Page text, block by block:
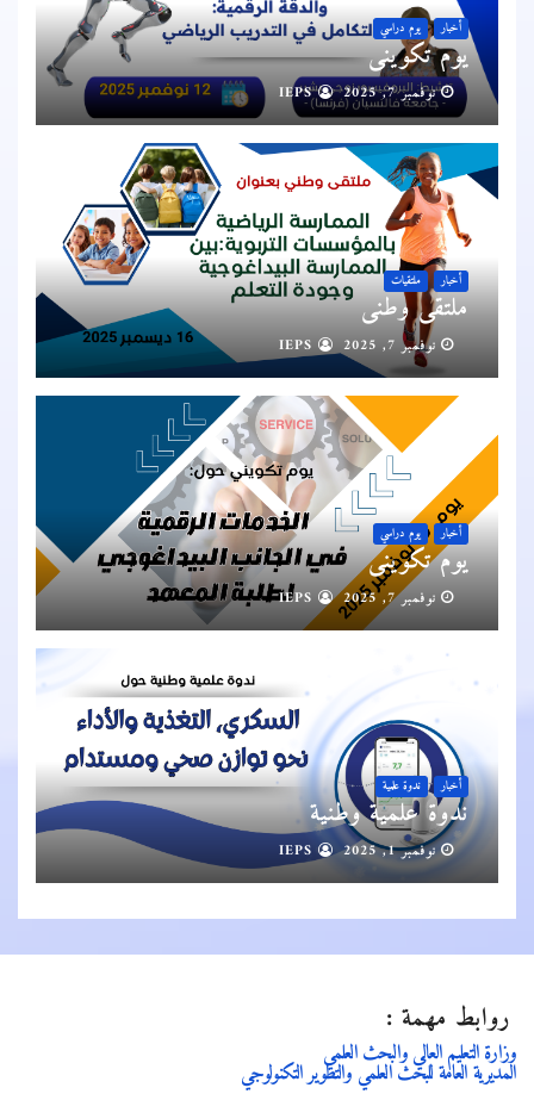
أخبار يوم دراسي
يوم تكويني
نوفمبر 7, 2025 IEPS
أخبار ملتقيات
ملتقى وطني
نوفمبر 7, 2025
أخبار يوم دراسي
يوم تكويني
نوفمبر 7, 2025
أخبار ندوة علمية
ندوة علمية وطنية
نوفمبر 1, 2025
روابط مهمة :
وزارة التعليم العالي والبحث العلمي
المديرية العامة للبحث العلمي والتطوير التكنولوجي